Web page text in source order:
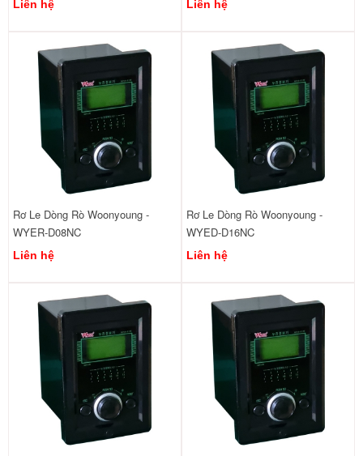
Liên hệ Liên hệ
Rơ Le Dòng Rò Woonyoung -
WYER-D08NC
Liên hệ
Rơ Le Dòng Rò Woonyoung -
WYED-D16NC
Liên hệ